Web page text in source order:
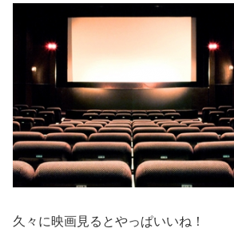
久々に映画見るとやっぱいいね！